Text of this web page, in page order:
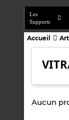
Les
Supports
Accueil
Aucun